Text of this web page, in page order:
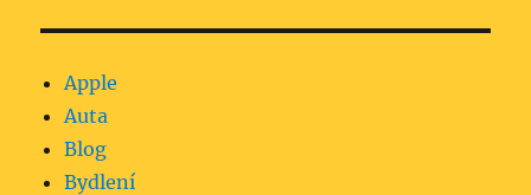
Apple
Auta
Blog
Bydlení